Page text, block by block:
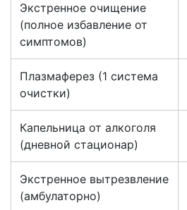
Экстренное очищение
(полное избавление от
симптомов)
Плазмаферез (1 система
очистки)
Капельница от алкоголя
(дневной стационар)
Экстренное вытрезвление
(амбулаторно)